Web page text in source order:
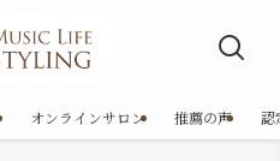
オンラインサロン 推薦の声 認